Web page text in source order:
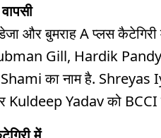
और बुमराह A प्लस
Gill, Hardik
का नाम है. Shreyas
Yadav को BCCI